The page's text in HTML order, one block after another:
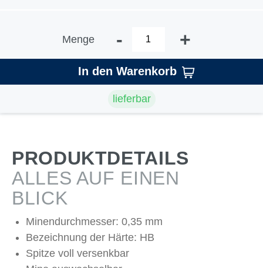
Menge - +
In den Warenkorb
lieferbar
PRODUKTDETAILS
ALLES AUF EINEN
BLICK
Minendurchmesser: 0,35 mm
Bezeichnung der Härte: HB
Spitze voll versenkbar